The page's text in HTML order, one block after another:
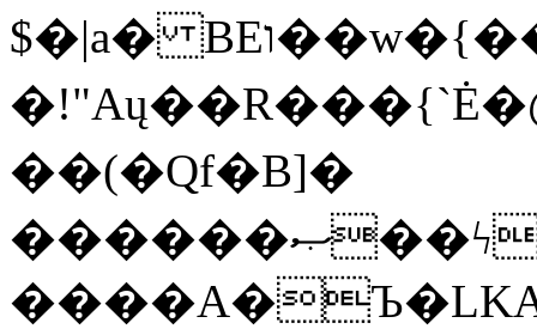
$�|a� BEו��w�{���;���q�X��d%�������W� hU�(�1�Ū}9�S�F<��i�L3�;�
��(�Qf�B]�
������ޞ��ϟak��r��_39$�8�p���7�2�yIZ�R��x��/